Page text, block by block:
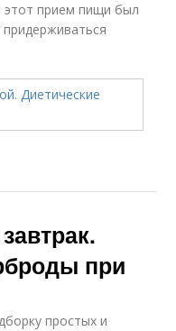
этот прием пищи был
при
простых и